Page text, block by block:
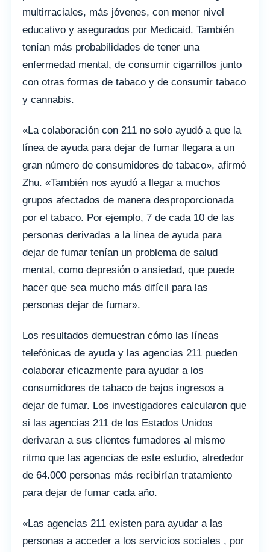
multirraciales, más jóvenes, con menor nivel
educativo y asegurados por Medicaid. También
tenían más probabilidades de tener una
enfermedad mental, de consumir cigarrillos junto
con otras formas de tabaco y de consumir tabaco
y cannabis.
«La colaboración con 211 no solo ayudó a que la
línea de ayuda para dejar de fumar llegara a un
gran número de consumidores de tabaco», afirmó
Zhu. «También nos ayudó a llegar a muchos
grupos afectados de manera desproporcionada
por el tabaco. Por ejemplo, 7 de cada 10 de las
personas derivadas a la línea de ayuda para
dejar de fumar tenían un problema de salud
mental, como depresión o ansiedad, que puede
hacer que sea mucho más difícil para las
personas dejar de fumar».
Los resultados demuestran cómo las líneas
telefónicas de ayuda y las agencias 211 pueden
colaborar eficazmente para ayudar a los
consumidores de tabaco de bajos ingresos a
dejar de fumar. Los investigadores calcularon que
si las agencias 211 de los Estados Unidos
derivaran a sus clientes fumadores al mismo
ritmo que las agencias de este estudio, alrededor
de 64.000 personas más recibirían tratamiento
para dejar de fumar cada año.
«Las agencias 211 existen para ayudar a las
personas a acceder a los servicios sociales , por